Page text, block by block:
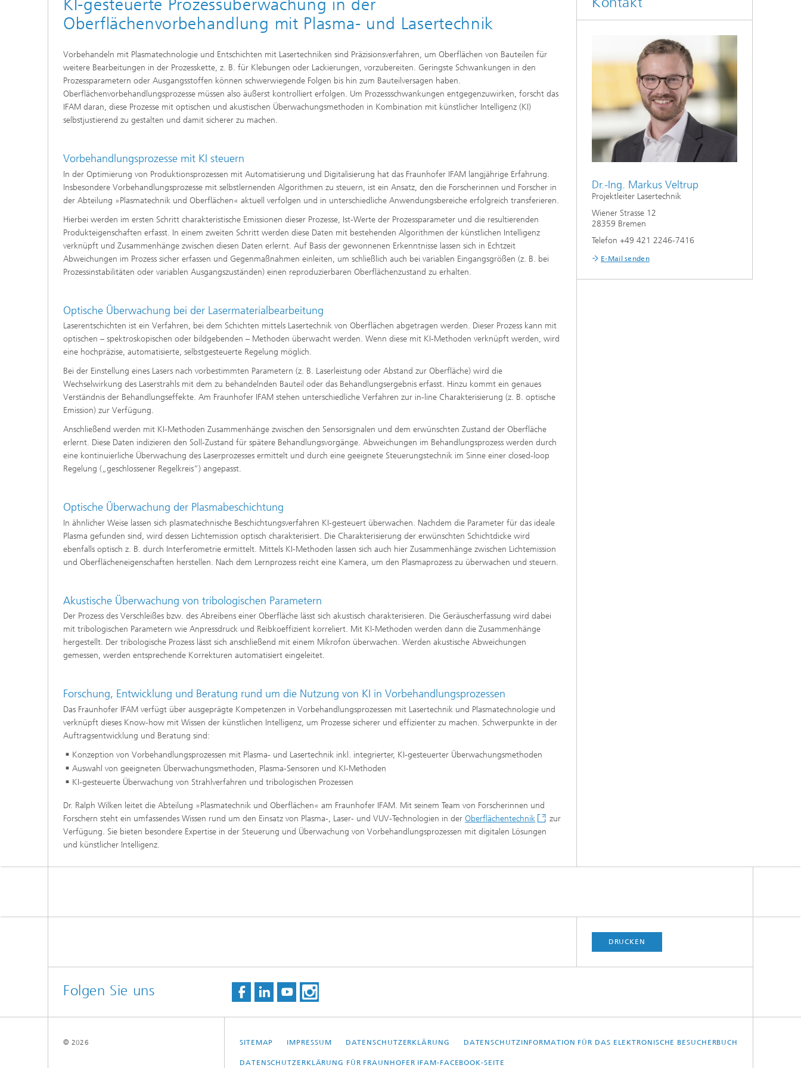
KI-gesteuerte Prozessüberwachung in der
Oberflächenvorbehandlung mit Plasma- und Lasertechnik
Vorbehandeln mit Plasmatechnologie und Entschichten mit Lasertechniken sind Präzisionsverfahren, um Oberflächen von Bauteilen für
weitere Bearbeitungen in der Prozesskette, z. B. für Klebungen oder Lackierungen, vorzubereiten. Geringste Schwankungen in den
Prozessparametern oder Ausgangsstoffen können schwerwiegende Folgen bis hin zum Bauteilversagen haben.
Oberflächenvorbehandlungsprozesse müssen also äußerst kontrolliert erfolgen. Um Prozessschwankungen entgegenzuwirken, forscht das
IFAM daran, diese Prozesse mit optischen und akustischen Überwachungsmethoden in Kombination mit künstlicher Intelligenz (KI)
selbstjustierend zu gestalten und damit sicherer zu machen.
Vorbehandlungsprozesse mit KI steuern
In der Optimierung von Produktionsprozessen mit Automatisierung und Digitalisierung hat das Fraunhofer IFAM langjährige Erfahrung.
Insbesondere Vorbehandlungsprozesse mit selbstlernenden Algorithmen zu steuern, ist ein Ansatz, den die Forscherinnen und Forscher in
der Abteilung »Plasmatechnik und Oberflächen« aktuell verfolgen und in unterschiedliche Anwendungsbereiche erfolgreich transferieren.
Hierbei werden im ersten Schritt charakteristische Emissionen dieser Prozesse, Ist-Werte der Prozessparameter und die resultierenden
Produkteigenschaften erfasst. In einem zweiten Schritt werden diese Daten mit bestehenden Algorithmen der künstlichen Intelligenz
verknüpft und Zusammenhänge zwischen diesen Daten erlernt. Auf Basis der gewonnenen Erkenntnisse lassen sich in Echtzeit
Abweichungen im Prozess sicher erfassen und Gegenmaßnahmen einleiten, um schließlich auch bei variablen Eingangsgrößen (z. B. bei
Prozessinstabilitäten oder variablen Ausgangszuständen) einen reproduzierbaren Oberflächenzustand zu erhalten.
Optische Überwachung bei der Lasermaterialbearbeitung
Laserentschichten ist ein Verfahren, bei dem Schichten mittels Lasertechnik von Oberflächen abgetragen werden. Dieser Prozess kann mit
optischen – spektroskopischen oder bildgebenden – Methoden überwacht werden. Wenn diese mit KI-Methoden verknüpft werden, wird
eine hochpräzise, automatisierte, selbstgesteuerte Regelung möglich.
Bei der Einstellung eines Lasers nach vorbestimmten Parametern (z. B. Laserleistung oder Abstand zur Oberfläche) wird die
Wechselwirkung des Laserstrahls mit dem zu behandelnden Bauteil oder das Behandlungsergebnis erfasst. Hinzu kommt ein genaues
Verständnis der Behandlungseffekte. Am Fraunhofer IFAM stehen unterschiedliche Verfahren zur in-line Charakterisierung (z. B. optische
Emission) zur Verfügung.
Anschließend werden mit KI-Methoden Zusammenhänge zwischen den Sensorsignalen und dem erwünschten Zustand der Oberfläche
erlernt. Diese Daten indizieren den Soll-Zustand für spätere Behandlungsvorgänge. Abweichungen im Behandlungsprozess werden durch
eine kontinuierliche Überwachung des Laserprozesses ermittelt und durch eine geeignete Steuerungstechnik im Sinne einer closed-loop
Regelung („geschlossener Regelkreis“) angepasst.
Optische Überwachung der Plasmabeschichtung
In ähnlicher Weise lassen sich plasmatechnische Beschichtungsverfahren KI-gesteuert überwachen. Nachdem die Parameter für das ideale
Plasma gefunden sind, wird dessen Lichtemission optisch charakterisiert. Die Charakterisierung der erwünschten Schichtdicke wird
ebenfalls optisch z. B. durch Interferometrie ermittelt. Mittels KI-Methoden lassen sich auch hier Zusammenhänge zwischen Lichtemission
und Oberflächeneigenschaften herstellen. Nach dem Lernprozess reicht eine Kamera, um den Plasmaprozess zu überwachen und steuern.
Akustische Überwachung von tribologischen Parametern
Der Prozess des Verschleißes bzw. des Abreibens einer Oberfläche lässt sich akustisch charakterisieren. Die Geräuscherfassung wird dabei
mit tribologischen Parametern wie Anpressdruck und Reibkoeffizient korreliert. Mit KI-Methoden werden dann die Zusammenhänge
hergestellt. Der tribologische Prozess lässt sich anschließend mit einem Mikrofon überwachen. Werden akustische Abweichungen
gemessen, werden entsprechende Korrekturen automatisiert eingeleitet.
Forschung, Entwicklung und Beratung rund um die Nutzung von KI in Vorbehandlungsprozessen
Das Fraunhofer IFAM verfügt über ausgeprägte Kompetenzen in Vorbehandlungsprozessen mit Lasertechnik und Plasmatechnologie und
verknüpft dieses Know-how mit Wissen der künstlichen Intelligenz, um Prozesse sicherer und effizienter zu machen. Schwerpunkte in der
Auftragsentwicklung und Beratung sind:
Konzeption von Vorbehandlungsprozessen mit Plasma- und Lasertechnik inkl. integrierter, KI-gesteuerter Überwachungsmethoden
Auswahl von geeigneten Überwachungsmethoden, Plasma-Sensoren und KI-Methoden
KI-gesteuerte Überwachung von Strahlverfahren und tribologischen Prozessen
Dr. Ralph Wilken leitet die Abteilung »Plasmatechnik und Oberflächen« am Fraunhofer IFAM. Mit seinem Team von Forscherinnen und
Forschern steht ein umfassendes Wissen rund um den Einsatz von Plasma-, Laser- und VUV-Technologien in der Oberflächentechnik
zur
Verfügung. Sie bieten besondere Expertise in der Steuerung und Überwachung von Vorbehandlungsprozessen mit digitalen Lösungen
und künstlicher Intelligenz.
Dr.-Ing. Markus Veltrup
Projektleiter Lasertechnik
Wiener Strasse 12
28359 Bremen
Telefon +49 421 2246-7416
E-Mail senden
DRUCKEN
Folgen Sie uns
SITEMAP IMPRESSUM DATENSCHUTZERKLÄRUNG DATENSCHUTZINFORMATION FÜR DAS ELEKTRONISCHE BESUCHERBUCH
DATENSCHUTZERKLÄRUNG FÜR FRAUNHOFER IFAM-FACEBOOK-SEITE
© 2026